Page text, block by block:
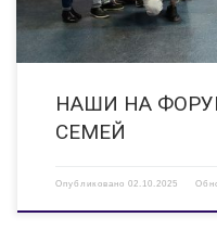
НАШИ НА
СЕМЕЙ
Опубликовано 02.10.2025